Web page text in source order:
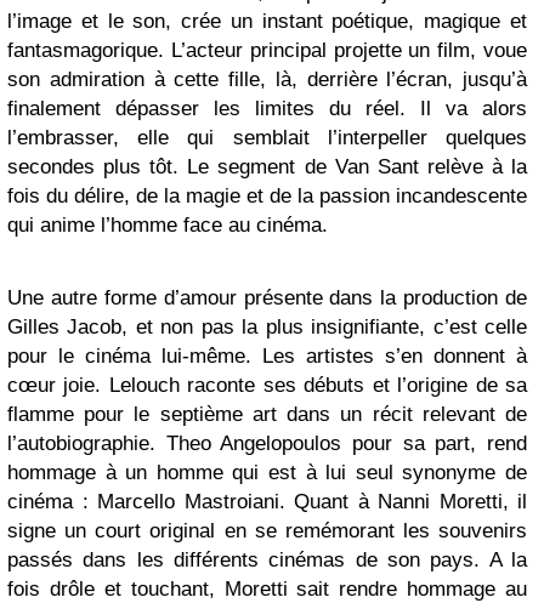
l’image et le son, crée un instant poétique, magique et
fantasmagorique. L’acteur principal projette un film, voue
son admiration à cette fille, là, derrière l’écran, jusqu’à
finalement dépasser les limites du réel. Il va alors
l’embrasser, elle qui semblait l’interpeller quelques
secondes plus tôt. Le segment de Van Sant relève à la
fois du délire, de la magie et de la passion incandescente
qui anime l’homme face au cinéma.
Une autre forme d’amour présente dans la production de
Gilles Jacob, et non pas la plus insignifiante, c’est celle
pour le cinéma lui-même. Les artistes s’en donnent à
cœur joie. Lelouch raconte ses débuts et l’origine de sa
flamme pour le septième art dans un récit relevant de
l’autobiographie. Theo Angelopoulos pour sa part, rend
hommage à un homme qui est à lui seul synonyme de
cinéma : Marcello Mastroiani. Quant à Nanni Moretti, il
signe un court original en se remémorant les souvenirs
passés dans les différents cinémas de son pays. A la
fois drôle et touchant, Moretti sait rendre hommage au